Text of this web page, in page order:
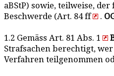
aBStP) sowie, teilweise,
Beschwerde (Art. 84 ff
.
1.2 Gemäss Art. 81 Abs. 1
Strafsachen berechtigt,
Verfahren teilgenommen